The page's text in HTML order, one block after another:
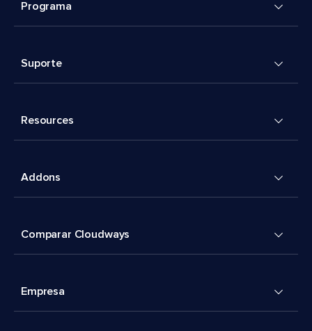
Programa
Suporte
Resources
Addons
Comparar Cloudways
Empresa